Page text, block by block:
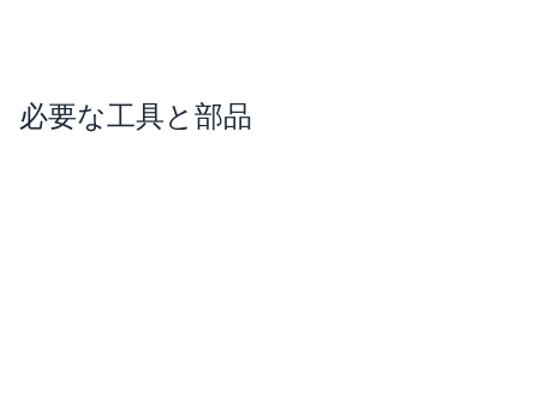
必要な工具と部品